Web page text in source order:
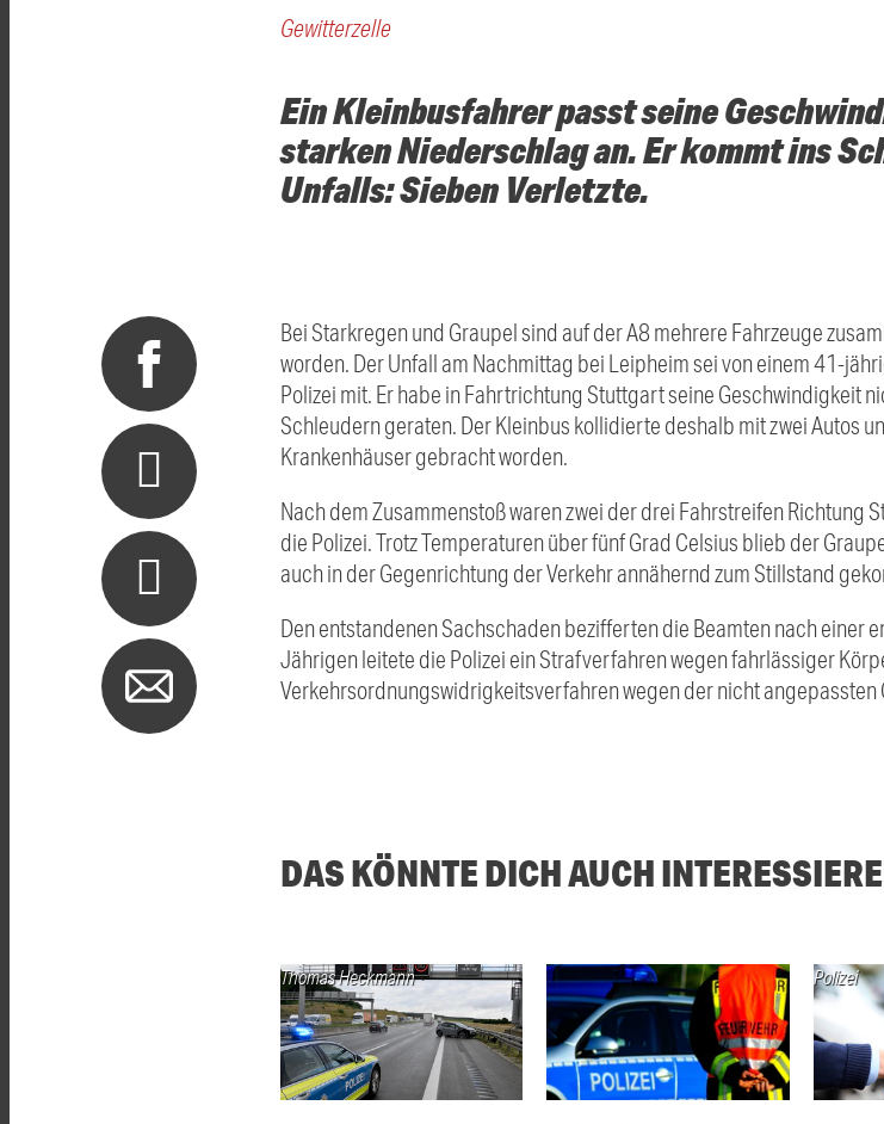
Gewitterzelle
Ein Kleinbusfahrer passt seine
starken Niederschlag an. Er kommt ins
Unfalls: Sieben Verletzte.
Bei Starkregen und Graupel sind auf der A8 mehrere Fahrzeuge
worden. Der Unfall am Nachmittag bei Leipheimsei von einem 41-
Polizei mit. Er habe in Fahrtrichtung Stuttgart seine Geschwindigkeit
Schleudern geraten. Der Kleinbus kollidierte deshalb mit zwei Autos
Krankenhäuser gebracht worden.
Nach dem Zusammenstoß waren zwei der drei Fahrstreifen Richtung
die Polizei. Trotz Temperaturen über fünf Grad Celsius blieb der
auch in der Gegenrichtung der Verkehr annähernd zum Stillstand
Den entstandenen Sachschaden bezifferten die Beamten nach einer
Jährigen leitete die Polizei ein Strafverfahren wegen fahrlässiger
Verkehrsordnungswidrigkeitsverfahren wegen der nicht angepassten
DAS KÖNNTE DICH AUCH
Thomas Heckmann Polizei